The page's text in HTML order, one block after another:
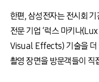
한편, 삼성전자는 전시회
전문 기업 ‘럭스 마키나
Visual Effects) 기술을 더
촬영 장면을 방문객들이 직